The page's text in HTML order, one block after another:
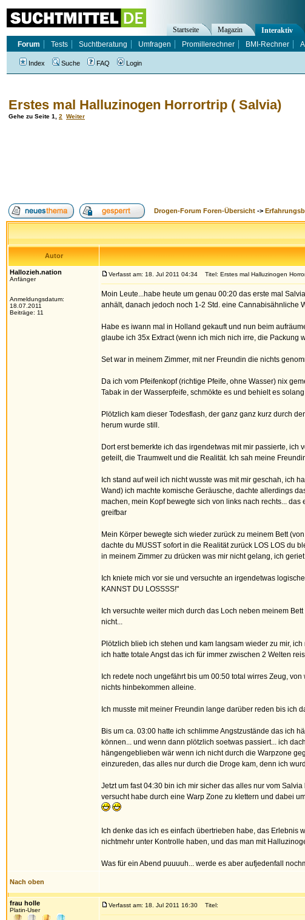
Erstes mal Halluzinogen Horrortrip ( Salvia)
Gehe zu Seite 1 2 Weiter
Drogen-Forum Foren-Übersicht ->
Autor
Hallozieh.nation
Anfänger
Anmeldungsdatum:
18.07.2011
Beiträge: 11
Verfasst am: 18. Jul 2011 04:34 Titel: Erstes mal Halluzinogen
Moin Leute...habe heute um genau 00:20 das erste mal
anhält, danach jedoch noch 1-2 Std. eine Cannabisähnliche
Habe es iwann mal in Holland gekauft und nun beim
glaube ich 35x Extract (wenn ich mich nich irre, die
Set war in meinem Zimmer, mit ner Freundin die nichts
Da ich vom Pfeifenkopf (richtige Pfeife, ohne Wasser) nix
Tabak in der Wasserpfeife, schmökte es und behielt es
Plötzlich kam dieser Todesflash, der ganz ganz kurz durch
herum wurde still.
Dort erst bemerkte ich das irgendetwas mit mir passierte,
geteilt, die Traumwelt und die Realität. Ich sah meine
Ich stand auf weil ich nicht wusste was mit mir geschah, ich
Wand) ich machte komische Geräusche, dachte allerdings
machen, mein Kopf bewegte sich von links nach rechts...
greifbar
Mein Körper bewegte sich wieder zurück zu meinem Bett
dachte du MUSST sofort in die Realität zurück LOS LOS du
in meinem Zimmer zu drücken was mir nicht gelang, ich
Ich kniete mich vor sie und versuchte an irgendetwas
KANNST DU LOSSSS!"
Ich versuchte weiter mich durch das Loch neben meinem
nicht...
Plötzlich blieb ich stehen und kam langsam wieder zu mir,
ich hatte totale Angst das ich für immer zwischen 2 Welten
Ich redete noch ungefährt bis um 00:50 total wirres Zeug,
nichts hinbekommen alleine.
Ich musste mit meiner Freundin lange darüber reden bis ich
Bis um ca. 03:00 hatte ich schlimme Angstzustände das ich
können... und wenn dann plötzlich soetwas passiert... ich
hängengeblieben wär wenn ich nicht durch die Warpzone
einzureden, das alles nur durch die Droge kam, denn ich
Jetzt um fast 04:30 bin ich mir sicher das alles nur vom
versucht habe durch eine Warp Zone zu klettern und dabei
Ich denke das ich es einfach übertrieben habe, das Erlebnis
nichtmehr unter Kontrolle haben, und das man mit
Was für ein Abend puuuuh... werde es aber aufjedenfall
Nach oben
frau holle
Platin-User
Verfasst am: 18. Jul 2011 16:30 Titel:
Startseite Magazin Interaktiv
Forum
Tests Suchtberatung Umfragen Promillerechner BMI-Rechner
Index Suche FAQ Login